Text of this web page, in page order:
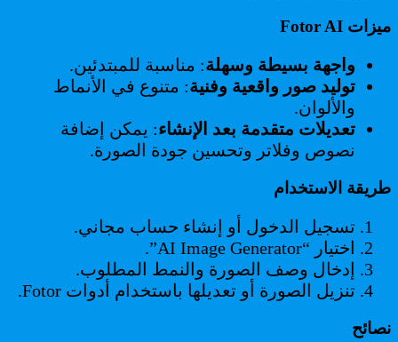
ميزات Fotor AI
واجهة بسيطة وسهلة: مناسبة للمبتدئين.
توليد صور واقعية وفنية: متنوع في الأنماط
والألوان.
تعديلات متقدمة بعد الإنشاء: يمكن إضافة
نصوص وفلاتر وتحسين جودة الصورة.
طريقة الاستخدام
تسجيل الدخول أو إنشاء حساب مجاني.
اختيار “AI Image Generator”.
إدخال وصف الصورة والنمط المطلوب.
تنزيل الصورة أو تعديلها باستخدام أدوات Fotor.
نصائح